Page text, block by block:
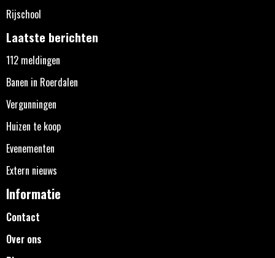
Rijschool
Laatste berichten
112 meldingen
Banen in Roerdalen
Vergunningen
Huizen te koop
Evenementen
Extern nieuws
Informatie
Contact
Over ons